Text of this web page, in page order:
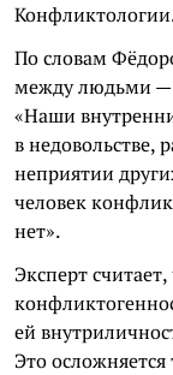
По словам
между людьми —
«Наши
в недовольстве,
неприятии
человек
нет».
Эксперт
ей
Это